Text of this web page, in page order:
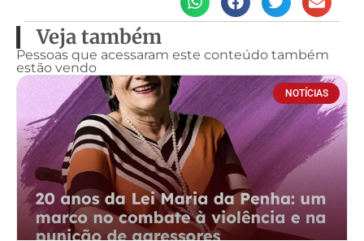
Veja também
Pessoas que acessaram este conteúdo também
estão vendo
NOTÍCIAS